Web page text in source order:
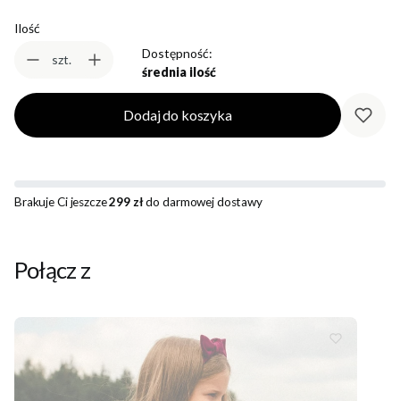
Ilość
szt.
Dostępność:
średnia ilość
Dodaj do koszyka
Brakuje Ci jeszcze299 złdo darmowej dostawy
Połącz z